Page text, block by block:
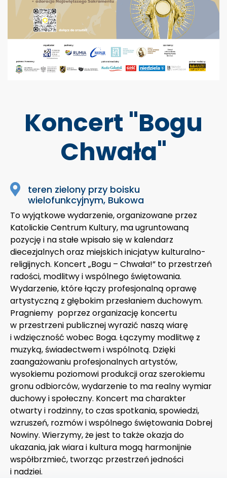
Koncert "Bogu
Chwała"
teren zielony przy boisku
wielofunkcyjnym, Bukowa
To wyjątkowe wydarzenie, organizowane przez
Katolickie Centrum Kultury, ma ugruntowaną
pozycję i na stałe wpisało się w kalendarz
diecezjalnych oraz miejskich inicjatyw kulturalno-
religijnych. Koncert „Bogu – Chwała!” to przestrzeń
radości, modlitwy i wspólnego świętowania.
Wydarzenie, które łączy profesjonalną oprawę
artystyczną z głębokim przesłaniem duchowym.
Pragniemy poprzez organizację koncertu
w przestrzeni publicznej wyrazić naszą wiarę
i wdzięczność wobec Boga. Łączymy modlitwę z
muzyką, świadectwem i wspólnotą. Dzięki
zaangażowaniu profesjonalnych artystów,
wysokiemu poziomowi produkcji oraz szerokiemu
gronu odbiorców, wydarzenie to ma realny wymiar
duchowy i społeczny. Koncert ma charakter
otwarty i rodzinny, to czas spotkania, spowiedzi,
wzruszeń, rozmów i wspólnego świętowania Dobrej
Nowiny. Wierzymy, że jest to także okazja do
ukazania, jak wiara i kultura mogą harmonijnie
współbrzmieć, tworząc przestrzeń jedności
i nadziei.